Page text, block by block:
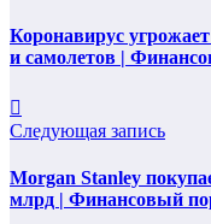
Коронавирус
и самолетов |
Следующая запись
Morgan Stanley
млрд | Финансовый